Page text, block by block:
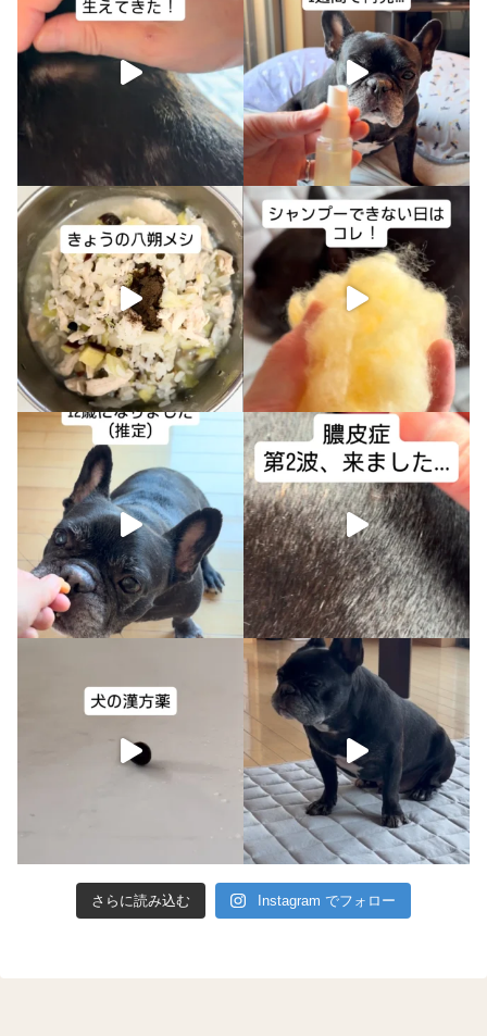
さらに読み込む Instagram でフォロー